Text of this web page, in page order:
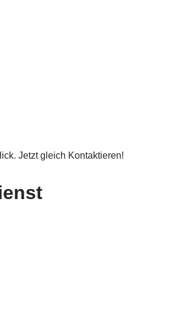
Jetzt gleich Kontaktieren!